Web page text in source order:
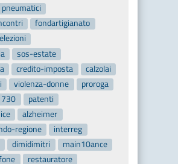
pneumatici
fondartigianato
elezioni
sos-estate
credito-imposta
calzolai
violenza-donne
proroga
730
patenti
ice
alzheimer
regione
interreg
dimidimitri
main10ance
restauratore